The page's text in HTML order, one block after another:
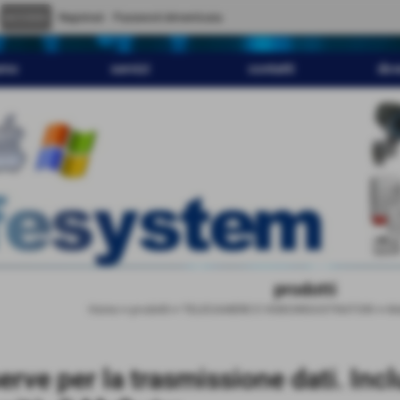
servizi contatti
prodotti
per la trasmissione dati.